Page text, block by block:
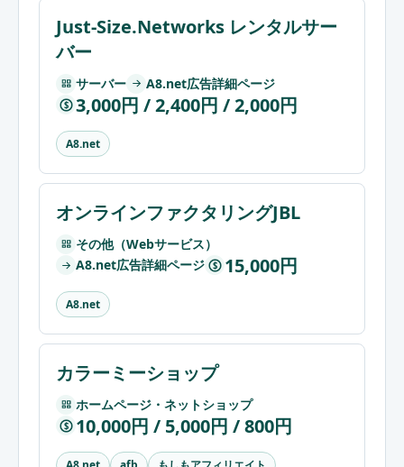
Just-Size.Networks レンタルサー
バー
サーバー A8.net広告詳細ページ
$ 3,000円 / 2,400円 / 2,000円
A8.net
オンラインファクタリングJBL
その他（Webサービス）
A8.net広告詳細ページ
$ 15,000円
A8.net
カラーミーショップ
ホームページ・ネットショップ
$ 10,000円 / 5,000円 / 800円